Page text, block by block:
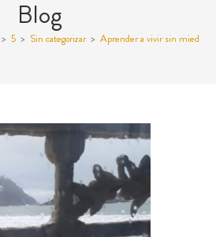
Blog
> 5 > Sin categorizar > Aprender a vivir sin miedo